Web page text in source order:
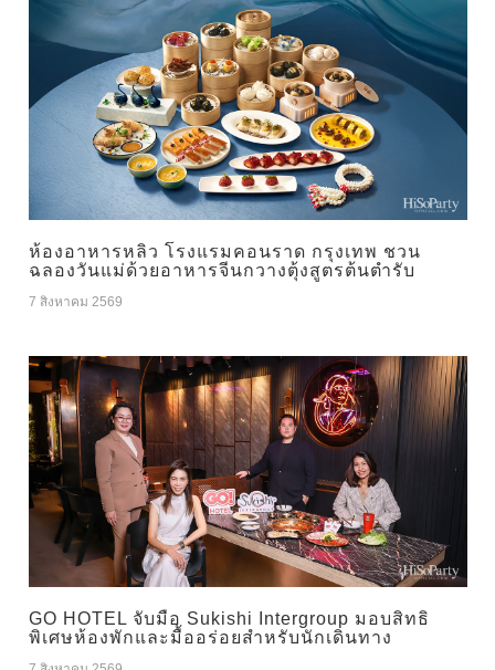
ห้องอาหารหลิว โรงแรมคอนราด กรุงเทพ ชวน
ฉลองวันแม่ด้วยอาหารจีนกวางตุ้งสูตรต้นตำรับ
7 สิงหาคม 2569
GO HOTEL จับมือ Sukishi Intergroup มอบสิทธิ
พิเศษห้องพักและมื้ออร่อยสำหรับนักเดินทาง